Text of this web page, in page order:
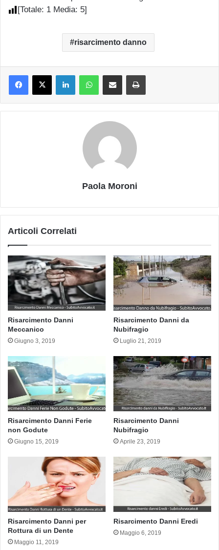
[Totale: 1 Media: 5]
risarcimento danno
LinkedInWhatsAppCondividi via mail Stampa
Paola Moroni
Articoli Correlati
Risarcimento Danni
Meccanico
Giugno 3, 2019
Risarcimento Danni da
Nubifragio
Luglio 21, 2019
Risarcimento Danni Ferie
non Godute
Giugno 15, 2019
Risarcimento Danni
Nubifragio
Aprile 23, 2019
Risarcimento Danni per
Rottura di un Dente
Maggio 11, 2019
Risarcimento Danni Eredi
Maggio 6, 2019